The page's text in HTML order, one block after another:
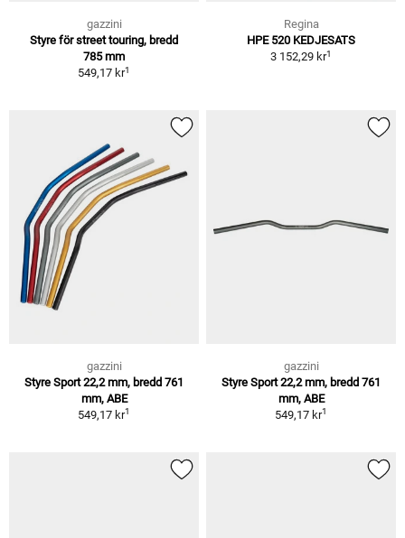
gazzini
Styre för street touring, bredd
785 mm
549,17 kr1
Regina
HPE 520 KEDJESATS
3 152,29 kr1
gazzini
Styre Sport 22,2 mm, bredd 761
mm, ABE
549,17 kr1
gazzini
Styre Sport 22,2 mm, bredd 761
mm, ABE
549,17 kr1